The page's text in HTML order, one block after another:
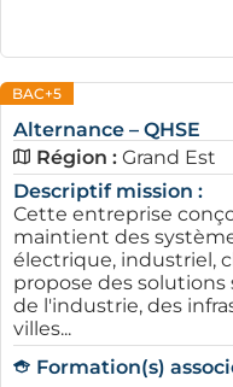
Le secteur des
également un essor
numérique, les
opportunités
collectivités
portent un intérêt
offrant des postes
BAC+5
Alternance – QHSE
Région : Grand Est
Descriptif mission :
Cette entreprise
maintient des
électrique, industriel,
propose des
de l'industrie, des
villes...
Formation(s)